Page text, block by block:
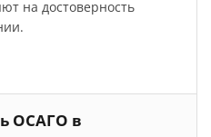
на достоверность
ОСАГО в